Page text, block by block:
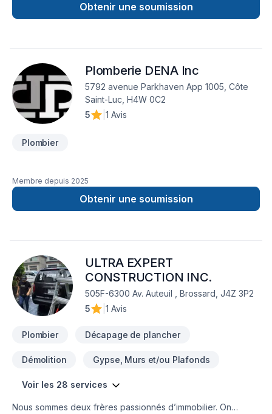
et réparer vos problèmes de plomberie. Que cela soit pour
une rénovation de salle de bain, une construction neuve,une
Obtenir une soumission
Plomberie DENA Inc
5792 avenue Parkhaven App 1005, Côte
Saint-Luc, H4W 0C2
5
1 Avis
Plombier
Membre depuis 2025
Obtenir une soumission
ULTRA EXPERT
CONSTRUCTION INC.
505F-6300 Av. Auteuil , Brossard, J4Z 3P2
5
1 Avis
Plombier Décapage de plancher
Démolition Gypse, Murs et/ou Plafonds
Voir les 28 services
Nous sommes deux frères passionnés d’immobilier. On